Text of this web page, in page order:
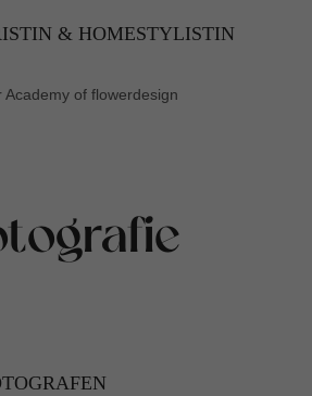
& HOMESTYLISTIN
of flowerdesign